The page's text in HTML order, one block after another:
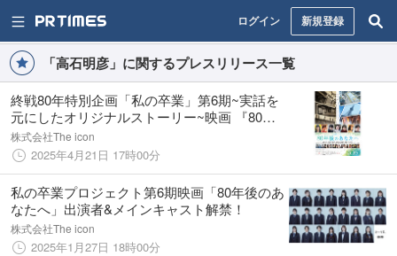
ログイン 新規登録
「高石明彦」に関するプレスリリース一覧
終戦80年特別企画「私の卒業」第6期~実話を
元にしたオリジナルストーリー~映画 『80年
後のあなたへ』主題歌は乃紫、本予告公開！
株式会社The icon
2025年4月21日 17時00分
私の卒業プロジェクト第6期映画「80年後のあ
なたへ」出演者&メインキャスト解禁！
株式会社The icon
2025年1月27日 18時00分